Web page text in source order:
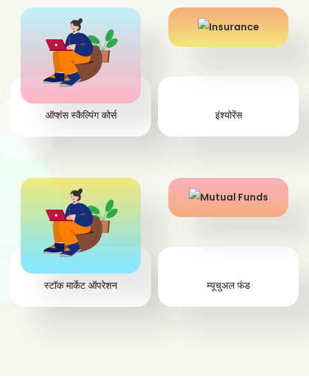
ऑप्शंस स्कैल्पिंग कोर्स इंश्योरेंस
स्टॉक मार्केट ऑपरेशन म्यूचुअल फंड